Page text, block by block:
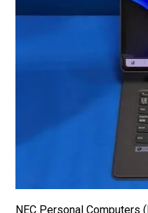
NEC Personal